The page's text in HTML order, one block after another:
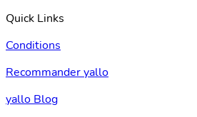
Quick Links
Conditions
Recommander yallo
yallo Blog